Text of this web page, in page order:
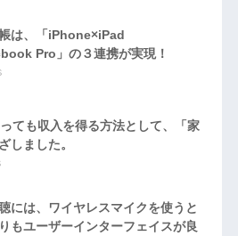
は、「iPhone×iPad
Pro」の３連携が実現！
ても収入を得る方法として、「家
しました。
には、ワイヤレスマイクを使うと
もユーザーインターフェイスが良